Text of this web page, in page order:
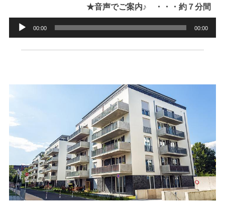
★音声でご案内♪ ・・・約７分間
プ
00:00 00:00